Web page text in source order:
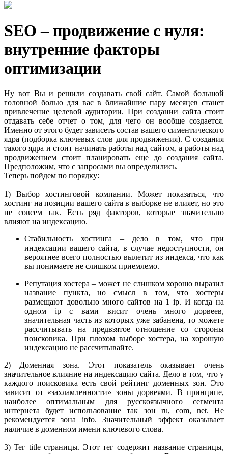
SEO – продвижение с нуля:
внутренние факторы
оптимизации
Ну вот Вы и решили создавать свой сайт. Самой большой
головной болью для вас в ближайшие пару месяцев станет
привлечение целевой аудитории. При создании сайта стоит
отдавать себе отчет о том, для чего он вообще создается.
Именно от этого будет зависеть состав вашего симентического
ядра (подборка ключевых слов для продвижения). С создания
такого ядра и стоит начинать работы над сайтом, а работы над
продвижением стоит планировать еще до создания сайта.
Предположим, что с запросами вы определились.
Теперь пойдем по порядку:
1) Выбор хостинговой компании. Может показаться, что
хостинг на позиции вашего сайта в выборке не влияет, но это
не совсем так. Есть ряд факторов, которые значительно
влияют на индексацию.
Стабильность хостинга – дело в том, что при
индексации вашего сайта, в случае недоступности, он
вероятнее всего полностью вылетит из индекса, что как
вы понимаете не слишком приемлемо.
Репутация хостера – может не слишком хорошо выразил
название пункта, но смысл в том, что хостеры
размещают довольно много сайтов на 1 ip. И когда на
одном ip с вами висит очень много дорвеев,
значительная часть из которых уже забанена, то можете
рассчитывать на предвзятое отношение со стороны
поисковика. При плохом выборе хостера, на хорошую
индексацию не рассчитывайте.
2) Доменная зона. Этот показатель оказывает очень
значительное влияние на индексацию сайта. Дело в том, что у
каждого поисковика есть свой рейтинг доменных зон. Это
зависит от «захламленности» зоны дорвеями. В принципе,
наиболее оптимальным для русскоязычного сегмента
интернета будет использование так зон ru, com, net. Не
рекомендуется зона info. Значительный эффект оказывает
наличие в доменном имени ключевого слова.
3) Тег title страницы. Этот тег содержит название страницы,